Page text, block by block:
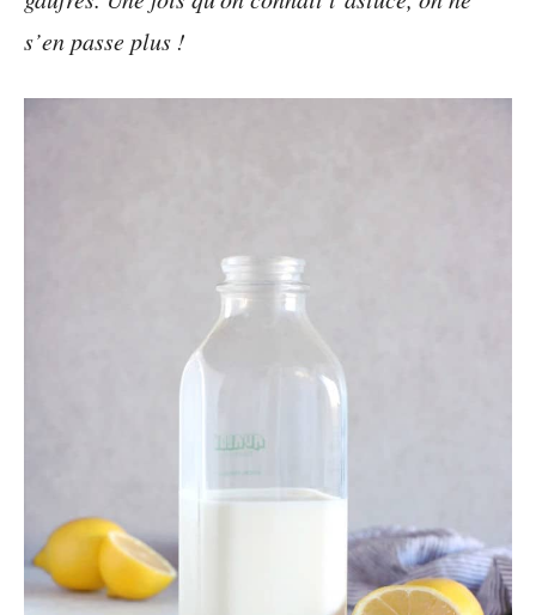
s’en passe plus !